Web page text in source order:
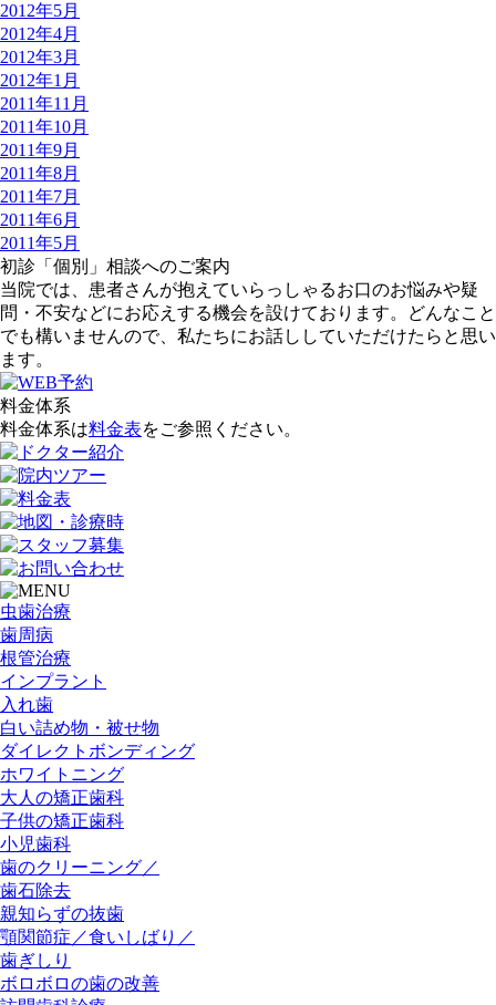
2012年5月
2012年4月
2012年3月
2012年1月
2011年11月
2011年10月
2011年9月
2011年8月
2011年7月
2011年6月
2011年5月
初診「個別」相談へのご案内
当院では、患者さんが抱えていらっしゃるお口のお悩みや疑
問・不安などにお応えする機会を設けております。どんなこと
でも構いませんので、私たちにお話ししていただけたらと思い
ます。
料金体系
料金体系は料金表をご参照ください。
虫歯治療
歯周病
根管治療
インプラント
入れ歯
白い詰め物・被せ物
ダイレクトボンディング
ホワイトニング
大人の矯正歯科
子供の矯正歯科
小児歯科
歯のクリーニング／
歯石除去
親知らずの抜歯
顎関節症／食いしばり／
歯ぎしり
ボロボロの歯の改善